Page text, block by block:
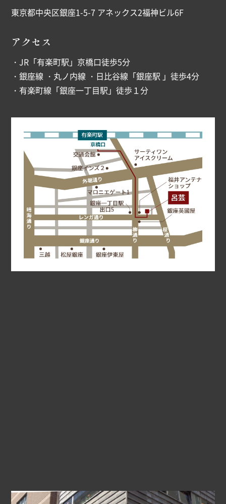
東京都中央区銀座1-5-7 アネックス2福神ビル6F
アクセス
・JR「有楽町駅」京橋口徒歩5分
・銀座線 ・丸ノ内線 ・日比谷線「銀座駅 」徒歩4分
・有楽町線「銀座一丁目駅」徒歩１分